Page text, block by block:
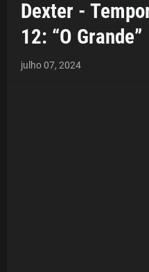
Dexter -
12: “O Grande”
julho 07, 2024